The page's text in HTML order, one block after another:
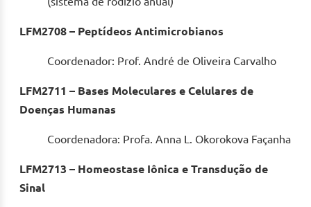
LFM2708 – Peptídeos Antimicrobianos
Coordenador: Prof. André de Oliveira Carvalho
LFM2711 – Bases Moleculares e Celulares de
Doenças Humanas
Coordenadora: Profa. Anna L. Okorokova Façanha
LFM2713 – Homeostase Iônica e Transdução de
Sinal